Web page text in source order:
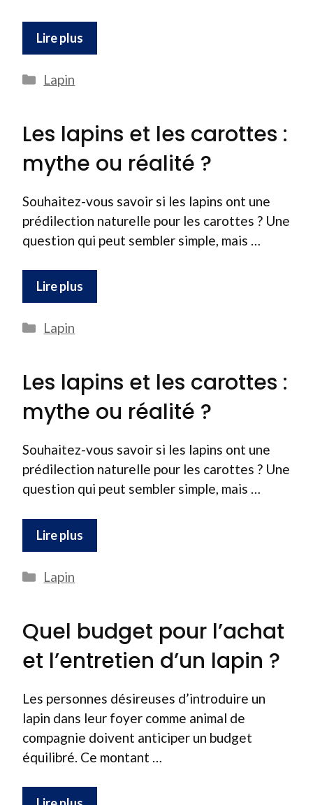
Lire plus
Catégories
Lapin
Les lapins et les carottes :
mythe ou réalité ?
Souhaitez-vous savoir si les lapins ont une
prédilection naturelle pour les carottes ? Une
question qui peut sembler simple, mais …
Lire plus
Catégories
Lapin
Les lapins et les carottes :
mythe ou réalité ?
Souhaitez-vous savoir si les lapins ont une
prédilection naturelle pour les carottes ? Une
question qui peut sembler simple, mais …
Lire plus
Catégories
Lapin
Quel budget pour l’achat
et l’entretien d’un lapin ?
Les personnes désireuses d’introduire un
lapin dans leur foyer comme animal de
compagnie doivent anticiper un budget
équilibré. Ce montant …